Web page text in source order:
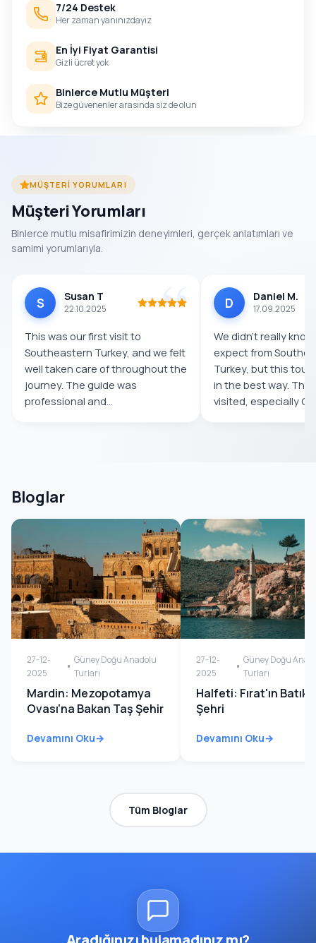
7/24 Destek
Her zaman yanınızdayız
En İyi Fiyat Garantisi
Gizli ücret yok
Binlerce Mutlu Müşteri
Bize güvenenler arasında siz de olun
MÜŞTERI YORUMLARI
Müşteri Yorumları
Binlerce mutlu misafirimizin deneyimleri, gerçek anlatımları ve
samimi yorumlarıyla.
S Susan T
22.10.2025
This was our first visit to
Southeastern Turkey, and we felt
well taken care of throughout the
journey. The guide was
professional and
D Daniel M.
17.09.2025
We didn’t really
expect from
Turkey, but this tour
in the best way. The
visited, especially
Bloglar
27-12-
2025
Güney Doğu Anadolu
Turları
Mardin: Mezopotamya
Ovası'na Bakan Taş Şehir
Devamını Oku
27-12-
2025
Güney Doğu
Turları
Halfeti: Fırat'ın Batık
Şehri
Devamını Oku
Tüm Bloglar